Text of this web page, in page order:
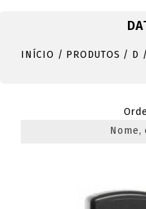
INÍCIO PRODUTOS D
Nome,